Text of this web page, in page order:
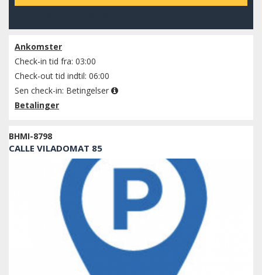
Ankomster
Check-in tid fra: 03:00
Check-out tid indtil: 06:00
Sen check-in: Betingelser
Betalinger
BHMI-8798
CALLE VILADOMAT 85